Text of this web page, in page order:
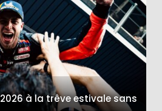
à la trêve estivale sans